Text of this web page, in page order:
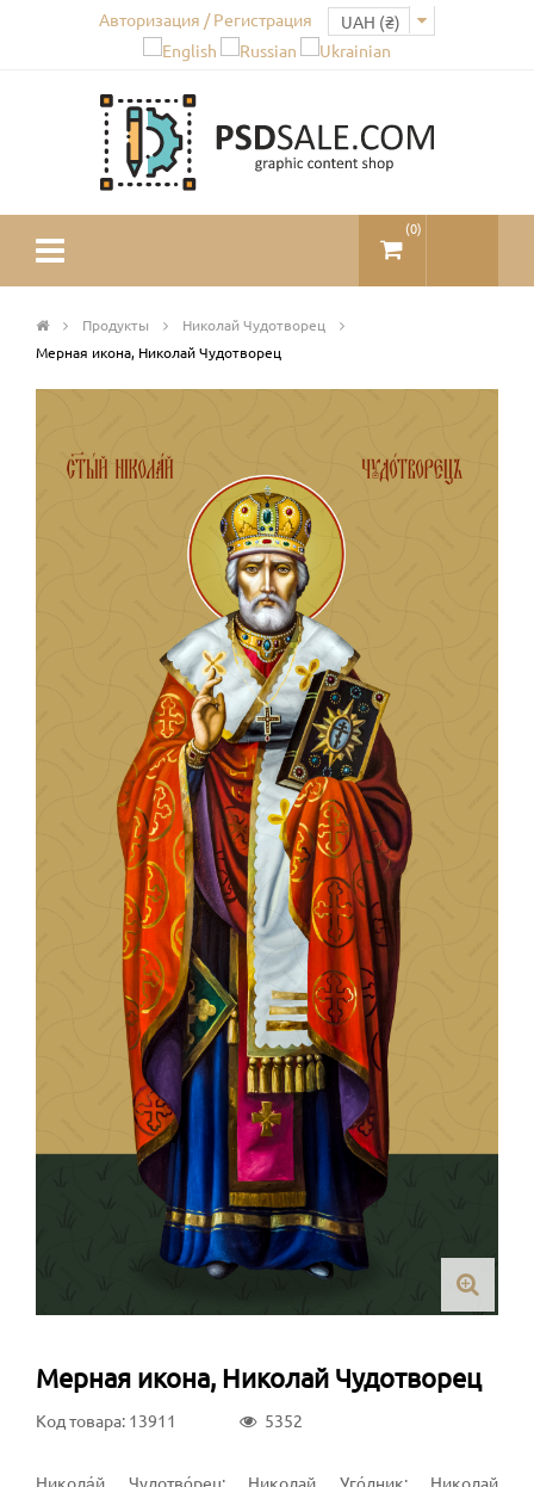
Авторизация / Регистрация
(0)
Продукты
Николай Чудотворец
Мерная икона, Николай Чудотворец
Мерная икона, Николай Чудотворец
Код товара: 13911 5352
Никола́й Чудотво́рец; Николай Уго́дник; Николай